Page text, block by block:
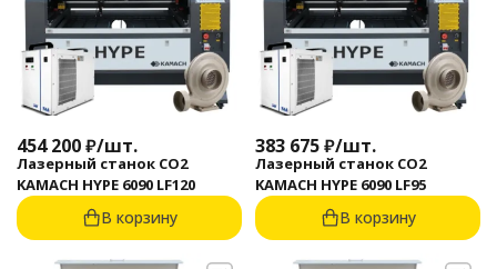
454 200₽/шт.
Лазерный станок CO2
KAMACH HYPE 6090 LF120
В корзину
383 675₽/шт.
Лазерный станок CO2
KAMACH HYPE 6090 LF95
В корзину